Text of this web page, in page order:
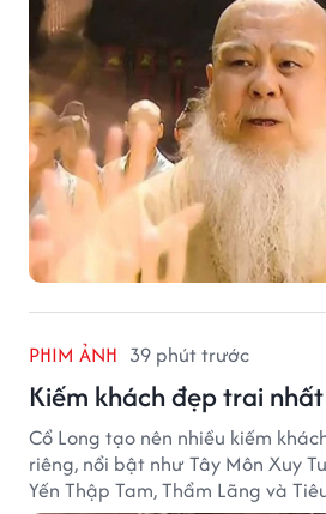
PHIM ẢNH 39 phút trước
Kiếm khách đẹp trai
Cổ Long tạo nên nhiều kiếm
riêng, nổi bật như Tây Môn Xuy
Yến Thập Tam, Thẩm Lãng và